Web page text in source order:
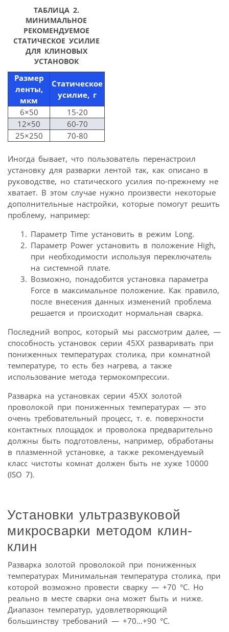
ТАБЛИЦА 2.
МИНИМАЛЬНОЕ
РЕКОМЕНДУЕМОЕ
СТАТИЧЕСКОЕ УСИЛИЕ
ДЛЯ КЛИНОВЫХ
УСТАНОВОК
Размер
ленты,
мкм
Статическое
усилие, г
6×50
15-20
12×50
60-70
25×250
70-80
Иногда бывает, что пользователь перенастроил
установку для разварки лентой так, как описано в
руководстве, но статического усилия по-прежнему не
хватает. В этом случае нужно произвести некоторые
дополнительные настройки, которые помогут решить
проблему, например:
Параметр Time установить в режим Long.
Параметр Power установить в положение High,
при необходимости используя переключатель
на системной плате.
Возможно, понадобится установка параметра
Force в максимальное положение. Как правило,
после внесения данных изменений проблема
решается и происходит нормальная сварка.
Последний вопрос, который мы рассмотрим далее, —
способность установок серии 45XX разваривать при
пониженных температурах столика, при комнатной
температуре, то есть без нагрева, а также
использование метода термокомпрессии.
Разварка на установках серии 45XX золотой
проволокой при пониженных температурах — это
очень требовательный процесс, т. е. поверхности
контактных площадок и проволока предварительно
должны быть подготовлены, например, обработаны
в плазменной установке, а также рекомендуемый
класс чистоты комнат должен быть не хуже 10000
(ISO 7).
Установки ультразвуковой
микросварки методом клин-
клин
Разварка золотой проволокой при пониженных
температурах Минимальная температура столика, при
которой возможно провести сварку — +70 °C. Но
реально в месте сварки она может быть и ниже.
Диапазон температур, удовлетворяющий
большинству требований — +70…+90 °C.